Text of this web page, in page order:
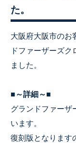
た。
大阪府大阪市のお
ドファーザーズ
ました。
■～詳細～■
グランドファーザ
います。
復刻版となります